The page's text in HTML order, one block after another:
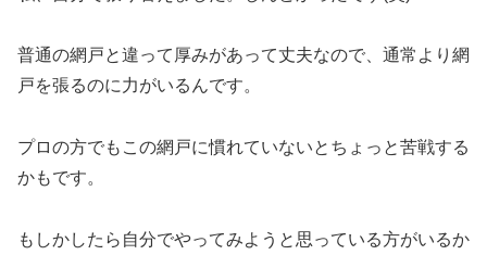
普通の網戸と違って厚みがあって丈夫なので、通常より網
戸を張るのに力がいるんです。
プロの方でもこの網戸に慣れていないとちょっと苦戦する
かもです。
もしかしたら自分でやってみようと思っている方がいるか